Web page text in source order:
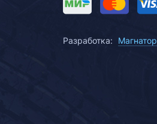
Разработка: Магнатор